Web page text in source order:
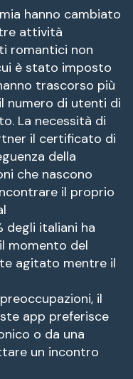
hanno cambiato
attività
romantici non
è stato imposto
trascorso più
numero di utenti di
La necessità di
il certificato di
della
che nascono
il proprio
degli italiani ha
momento del
agitato mentre il
il
app preferisce
o da una
un incontro